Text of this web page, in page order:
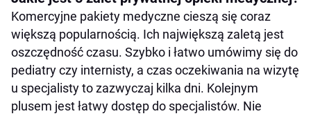
Komercyjne pakiety medyczne cieszą się coraz
większą popularnością. Ich największą zaletą jest
oszczędność czasu. Szybko i łatwo umówimy się do
pediatry czy internisty, a czas oczekiwania na wizytę
u specjalisty to zazwyczaj kilka dni. Kolejnym
plusem jest łatwy dostęp do specjalistów. Nie